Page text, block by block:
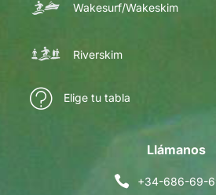
Wakesurf/Wakeskim
Riverskim
Elige tu tabla
Llámanos
+34-686-69-